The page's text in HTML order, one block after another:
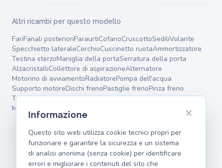
Altri ricambi per questo modello
FariFanali posterioriParaurtiCofanoCruscottoSediliVolante
Specchietto lateraleCerchioCuscinetto ruotaAmmortizzatore
Testina sterzoManiglia della portaSerratura della porta
AlzacristalliCollettore di aspirazioneAlternatore
Motorino di avviamentoRadiatorePompa dell'acqua
Supporto motoreDischi frenoPastiglie frenoPinza freno
Tamburo frenoSilenziatore terminaleSilenziatore intermedio
Molle
Informazione
Questo sito web utilizza cookie tecnici propri per
funzionare e garantire la sicurezza e un sistema
di analisi anonima (senza cookie) per identificare
errori e migliorare i contenuti del sito che